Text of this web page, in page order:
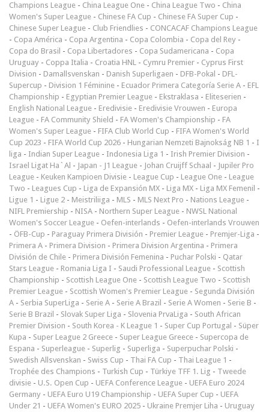
Champions League - China League One - China League Two - China
Women's Super League - Chinese FA Cup - Chinese FA Super Cup -
Chinese Super League - Club Friendlies - CONCACAF Champions League
- Copa América - Copa Argentina - Copa Colombia - Copa del Rey -
Copa do Brasil - Copa Libertadores - Copa Sudamericana - Copa
Uruguay - Coppa Italia - Croatia HNL - Cymru Premier - Cyprus First
Division - Damallsvenskan - Danish Superligaen - DFB-Pokal - DFL-
Supercup - Division 1 Féminine - Ecuador Primera Categoría Serie A - EFL
Championship - Egyptian Premier League - Ekstraklasa - Eliteserien -
English National League - Eredivisie - Eredivisie Vrouwen - Europa
League - FA Community Shield - FA Women's Championship - FA
Women's Super League - FIFA Club World Cup - FIFA Women's World
Cup 2023 - FIFA World Cup 2026 - Hungarian Nemzeti Bajnokság NB 1 - I
liga - Indian Super League - Indonesia Liga 1 - Irish Premier Division -
Israel Ligat Ha`Al - Japan - J1 League - Johan Cruijff Schaal - Jupiler Pro
League - Keuken Kampioen Divisie - League Cup - League One - League
Two - Leagues Cup - Liga de Expansión MX - Liga MX - Liga MX Femenil -
Ligue 1 - Ligue 2 - Meistriliiga - MLS - MLS Next Pro - Nations League -
NIFL Premiership - NISA - Northern Super League - NWSL National
Women's Soccer League - Oefen-interlands - Oefen-interlands Vrouwen
- ÖFB-Cup - Paraguay Primera División - Premier League - Premjer-Liga -
Primera A - Primera Division - Primera Division Argentina - Primera
División de Chile - Primera División Femenina - Puchar Polski - Qatar
Stars League - Romania Liga I - Saudi Professional League - Scottish
Championship - Scottish League One - Scottish League Two - Scottish
Premier League - Scottish Women's Premier League - Segunda División
A - Serbia SuperLiga - Serie A - Serie A Brazil - Serie A Women - Serie B -
Serie B Brazil - Slovak Super Liga - Slovenia PrvaLiga - South African
Premier Division - South Korea - K League 1 - Super Cup Portugal - Süper
Kupa - Super League 2 Greece - Super League Greece - Supercopa de
Espana - Superleague - Superlig - Superliga - Superpuchar Polski -
Swedish Allsvenskan - Swiss Cup - Thai FA Cup - Thai League 1 -
Trophée des Champions - Turkish Cup - Türkiye TFF 1. Lig - Tweede
divisie - U.S. Open Cup - UEFA Conference League - UEFA Euro 2024
Germany - UEFA Euro U19 Championship - UEFA Super Cup - UEFA
Under 21 - UEFA Women's EURO 2025 - Ukraine Premjer Liha - Uruguay